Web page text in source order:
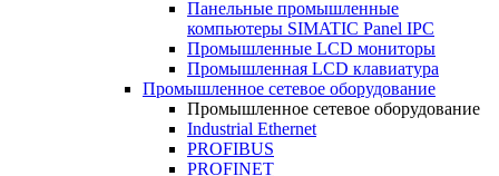
Панельные промышленные
компьютеры SIMATIC Panel IPC
Промышленные LCD мониторы
Промышленная LCD клавиатура
Промышленное сетевое оборудование
Промышленное сетевое оборудование
Industrial Ethernet
PROFIBUS
PROFINET